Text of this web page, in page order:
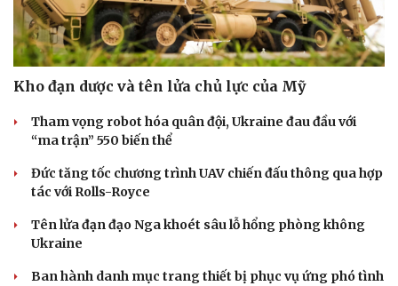
Kho đạn dược và tên lửa chủ lực của Mỹ
Tham vọng robot hóa quân đội, Ukraine đau đầu với
“ma trận” 550 biến thể
Đức tăng tốc chương trình UAV chiến đấu thông qua hợp
tác với Rolls-Royce
Tên lửa đạn đạo Nga khoét sâu lỗ hổng phòng không
Ukraine
Ban hành danh mục trang thiết bị phục vụ ứng phó tình